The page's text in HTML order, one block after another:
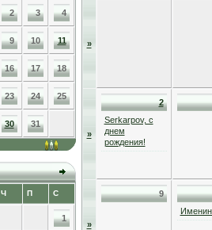
2 3 4
9 10 11
16 17 18
23 24 25
30 31
Ч П С
1
»
»
2
Serkarpov, с
днем
рождения!
»
9